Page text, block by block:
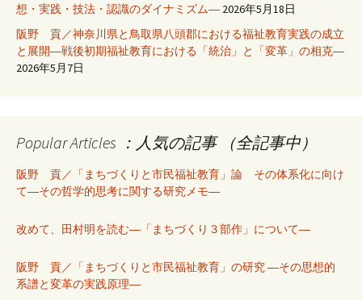
想・実践・技法・認識のダイナミズム― 2026年5月18日
阪野 貢／神奈川県と鳥取県八頭郡における福祉教育実践の成立
と展開―戦後初期福祉教育における「統治」と「変革」の相克―
2026年5月7日
Popular Articles ：人気の記事 （全記事中）
阪野 貢／「まちづくりと市民福祉教育」論 その体系化に向け
て―その哲学的思考に関する研究メモ―
改めて、田村明を読む―「まちづくり３部作」について―
阪野 貢／「まちづくりと市民福祉教育」の研究 ―その思想的
系譜と変革の実践原理―